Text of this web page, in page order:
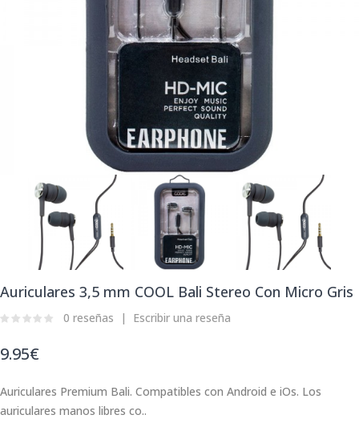
Auriculares 3,5 mm COOL Bali Stereo Con Micro Gris
0 reseñas Escribir una reseña
9.95€
Auriculares Premium Bali. Compatibles con Android e iOs. Los
auriculares manos libres co..